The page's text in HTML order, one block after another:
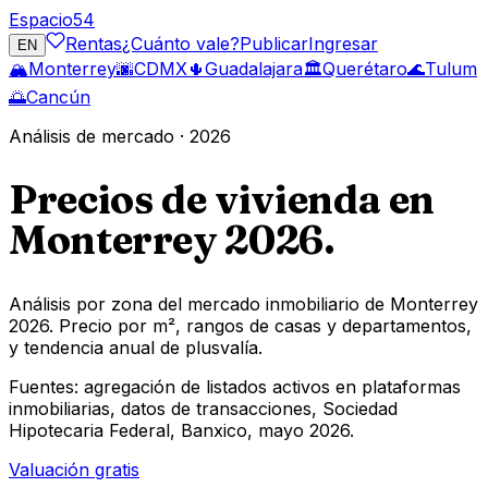
Espacio54
EN Rentas¿Cuánto vale?PublicarIngresar
🏔️Monterrey🌆CDMX🌵Guadalajara🏛️Querétaro🌊Tulum
🌅Cancún
Análisis de mercado · 2026
Precios de vivienda en
Monterrey2026.
Análisis por zona del mercado inmobiliario de Monterrey
2026. Precio por m², rangos de casas y departamentos,
y tendencia anual de plusvalía.
Fuentes: agregación de listados activos en plataformas
inmobiliarias, datos de transacciones, Sociedad
Hipotecaria Federal, Banxico, mayo 2026.
Valuación gratis